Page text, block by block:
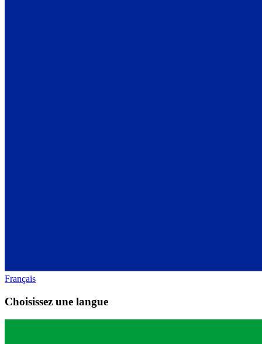
Français
Choisissez une langue